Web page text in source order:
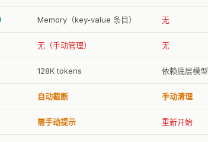
Memory（key-value 条目） 无
无（手动管理） 无
128K tokens 依赖底层模型
自动截断 手动清理
需手动提示 重新开始